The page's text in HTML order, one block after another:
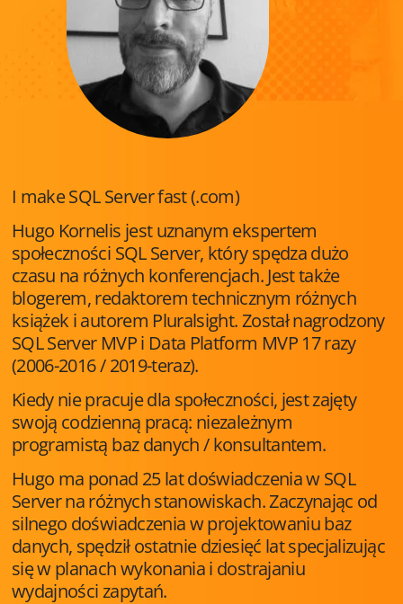
I make SQL Server fast (.com)
Hugo Kornelis jest uznanym ekspertem
społeczności SQL Server, który spędza dużo
czasu na różnych konferencjach. Jest także
blogerem, redaktorem technicznym różnych
książek i autorem Pluralsight. Został nagrodzony
SQL Server MVP i Data Platform MVP 17 razy
(2006-2016 / 2019-teraz).
Kiedy nie pracuje dla społeczności, jest zajęty
swoją codzienną pracą: niezależnym
programistą baz danych / konsultantem.
Hugo ma ponad 25 lat doświadczenia w SQL
Server na różnych stanowiskach. Zaczynając od
silnego doświadczenia w projektowaniu baz
danych, spędził ostatnie dziesięć lat specjalizując
się w planach wykonania i dostrajaniu
wydajności zapytań.